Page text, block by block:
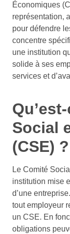
Économiques
représentation,
pour défendre
concentre
une institution
solide à ses
services et
Social
(CSE) ?
Le Comité
institution mise
d’une
tout employeur
un CSE. En
obligations